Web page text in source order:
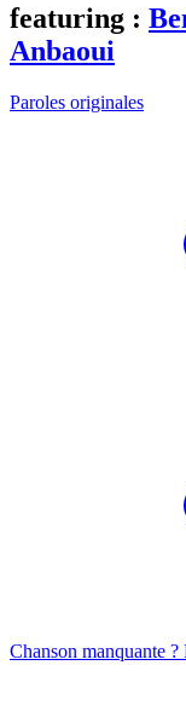
featuring :
Anbaoui
Paroles originales
Chanson manquante ?